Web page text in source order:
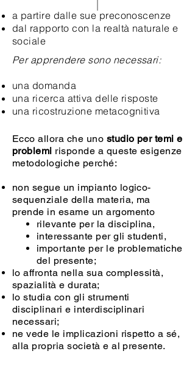
a partire dalle sue preconoscenze
dal rapporto con la realtà naturale e
sociale
Per apprendere sono necessari:
una domanda
una ricerca attiva delle risposte
una ricostruzione metacognitiva
Ecco allora che uno studio per temi e
problemi risponde a queste esigenze
metodologiche perché:
non segue un impianto logico-
sequenziale della materia, ma
prende in esame un argomento
rilevante per la disciplina,
interessante per gli studenti,
importante per le problematiche
del presente;
lo affronta nella sua complessità,
spazialità e durata;
lo studia con gli strumenti
disciplinari e interdisciplinari
necessari;
ne vede le implicazioni rispetto a sé,
alla propria società e al presente.